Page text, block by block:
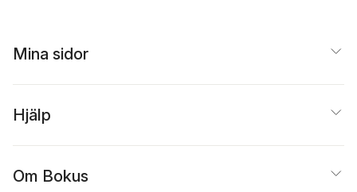
Mina sidor
Hjälp
Om Bokus